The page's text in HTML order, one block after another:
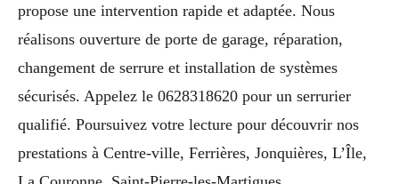
propose une intervention rapide et adaptée. Nous
réalisons ouverture de porte de garage, réparation,
changement de serrure et installation de systèmes
sécurisés. Appelez le 0628318620 pour un serrurier
qualifié. Poursuivez votre lecture pour découvrir nos
prestations à Centre-ville, Ferrières, Jonquières, L’Île,